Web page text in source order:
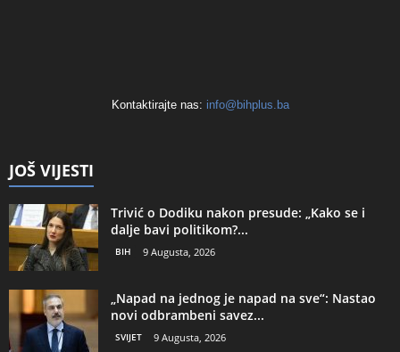
Kontaktirajte nas: info@bihplus.ba
JOŠ VIJESTI
Trivić o Dodiku nakon presude: „Kako se i
dalje bavi politikom?...
BIH 9 Augusta, 2026
„Napad na jednog je napad na sve“: Nastao
novi odbrambeni savez...
SVIJET 9 Augusta, 2026